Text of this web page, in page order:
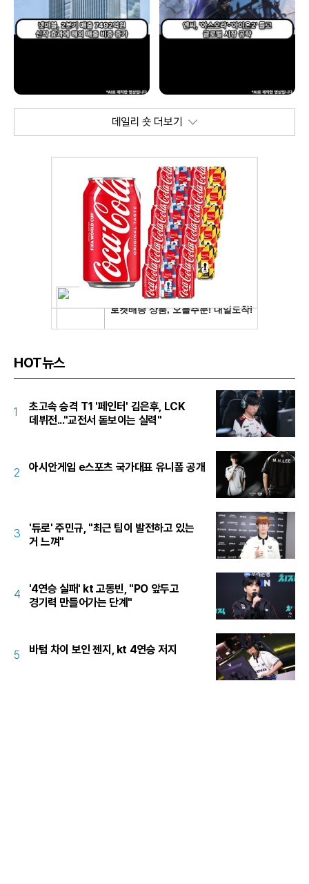
데일리 숏 더보기
HOT뉴스
1
초고속 승격 T1 '페인터' 김은후, LCK
데뷔전..."교전서 돋보이는 실력"
2 아시안게임 e스포츠 국가대표 유니폼 공개
3
'듀로' 주민규, "최근 팀이 발전하고 있는
거 느껴"
4
'4연승 실패' kt 고동빈, "PO 앞두고
경기력 만들어가는 단계"
5 바텀 차이 보인 젠지, kt 4연승 저지